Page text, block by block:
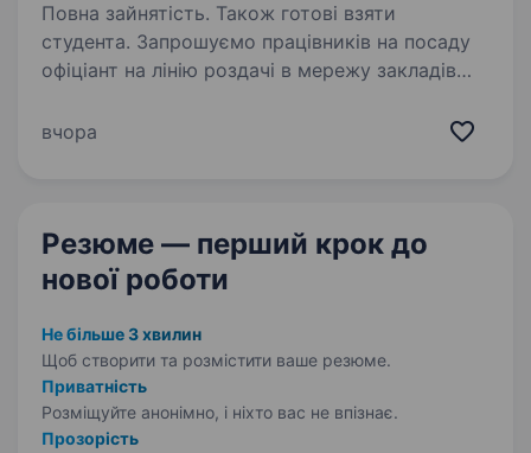
Повна зайнятість. Також готові взяти
студента. Запрошуємо працівників на посаду
офіціант на лінію роздачі в мережу закладів
у форматі Шведської лінії. Робота підійде для
вчора
Резюме — перший крок до
нової роботи
Не більше 3 хвилин
Щоб створити та розмістити ваше резюме.
Приватність
Розміщуйте анонімно, і ніхто вас не впізнає.
Прозорість